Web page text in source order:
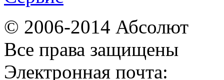
© 2006-2014 Абсолют
Все права защищены
Электронная почта: